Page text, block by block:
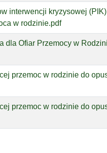
interwencji kryzysowej
w rodzinie.pdf
dla Ofiar Przemocy w
przemoc w rodzinie do
przemoc w rodzinie do